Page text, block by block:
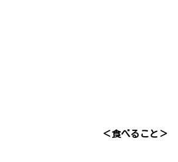
＜食べること＞